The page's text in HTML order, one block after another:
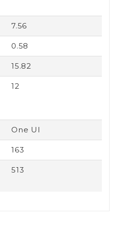
7.56
0.58
15.82
12
One UI
163
513